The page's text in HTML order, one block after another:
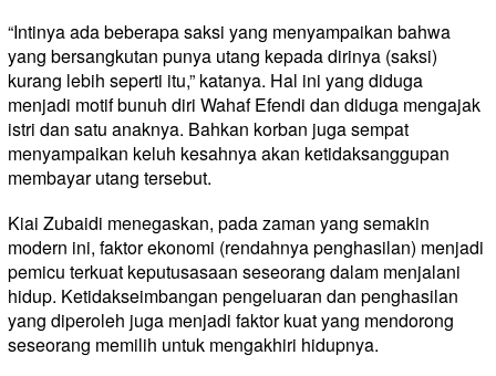
“Intinya ada beberapa saksi yang menyampaikan bahwa
yang bersangkutan punya utang kepada dirinya (saksi)
kurang lebih seperti itu,” katanya. Hal ini yang diduga
menjadi motif bunuh diri Wahaf Efendi dan diduga mengajak
istri dan satu anaknya. Bahkan korban juga sempat
menyampaikan keluh kesahnya akan ketidaksanggupan
membayar utang tersebut.
Kiai Zubaidi menegaskan, pada zaman yang semakin
modern ini, faktor ekonomi (rendahnya penghasilan) menjadi
pemicu terkuat keputusasaan seseorang dalam menjalani
hidup. Ketidakseimbangan pengeluaran dan penghasilan
yang diperoleh juga menjadi faktor kuat yang mendorong
seseorang memilih untuk mengakhiri hidupnya.